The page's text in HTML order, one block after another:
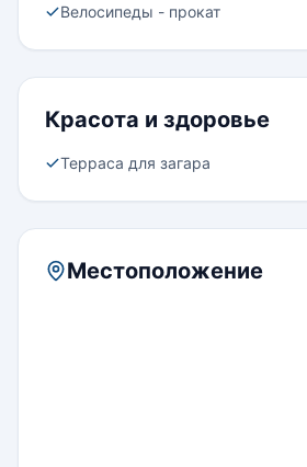
Велосипеды - прокат
Красота и здоровье
Терраса для загара
Местоположение